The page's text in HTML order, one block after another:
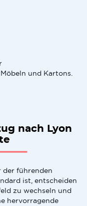
und Kartons.
nach Lyon
der führenden
ist, entscheiden
zu wechseln und
hervorragende